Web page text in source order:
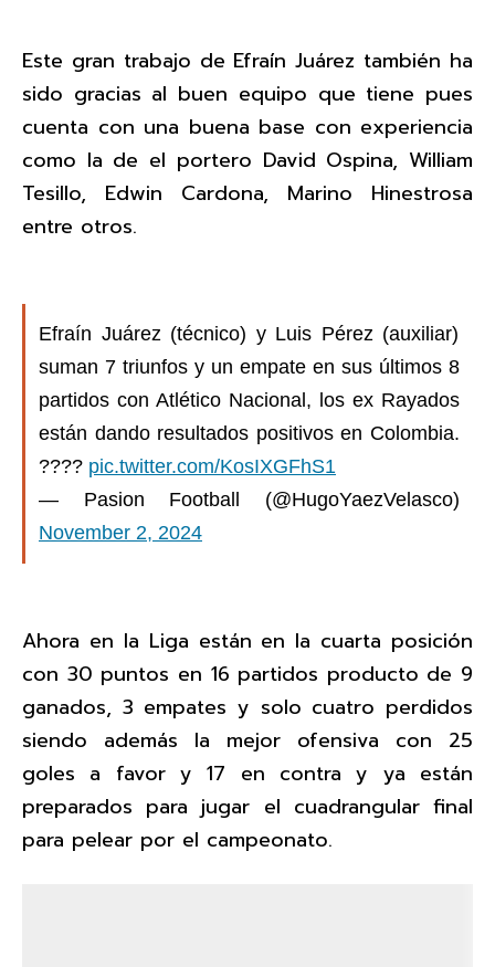
Este gran trabajo de Efraín Juárez también ha
sido gracias al buen equipo que tiene pues
cuenta con una buena base con experiencia
como la de el portero David Ospina, William
Tesillo, Edwin Cardona, Marino Hinestrosa
entre otros.
Efraín Juárez (técnico) y Luis Pérez (auxiliar)
suman 7 triunfos y un empate en sus últimos 8
partidos con Atlético Nacional, los ex Rayados
están dando resultados positivos en Colombia.
???? pic.twitter.com/KosIXGFhS1
— Pasion Football (@HugoYaezVelasco)
November 2, 2024
Ahora en la Liga están en la cuarta posición
con 30 puntos en 16 partidos producto de 9
ganados, 3 empates y solo cuatro perdidos
siendo además la mejor ofensiva con 25
goles a favor y 17 en contra y ya están
preparados para jugar el cuadrangular final
para pelear por el campeonato.